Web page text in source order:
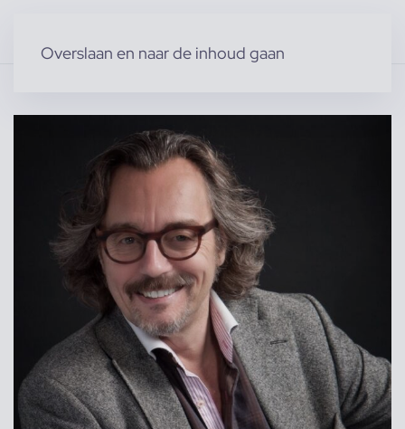
Overslaan en naar de inhoud gaan